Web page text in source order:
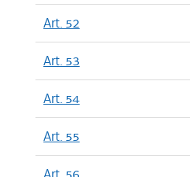
Art. 52
Art. 53
Art. 54
Art. 55